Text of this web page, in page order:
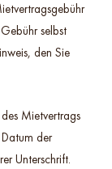
selbst
den Sie
Mietvertrags
der
Unterschrift.